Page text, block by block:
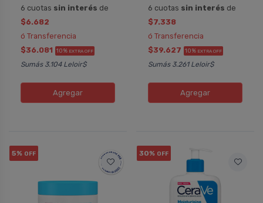
6 cuotas sin interés de
$6.682
ó Transferencia
$36.081 10% EXTRA OFF
Sumás 3.104 Leloir$
Agregar
6 cuotas sin interés de
$7.338
ó Transferencia
$39.627 10% EXTRA OFF
Sumás 3.261 Leloir$
Agregar
5% OFF 30% OFF